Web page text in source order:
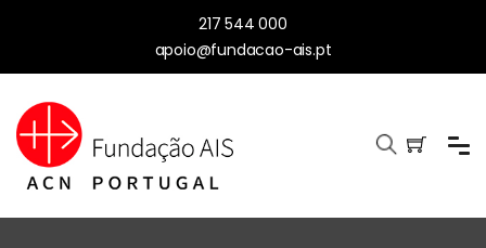
217 544 000
apoio@fundacao-ais.pt